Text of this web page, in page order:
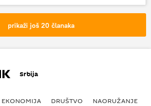
prikaži još 20 članaka
Srbija
EKONOMIJA DRUŠTVO NAORUŽANJE